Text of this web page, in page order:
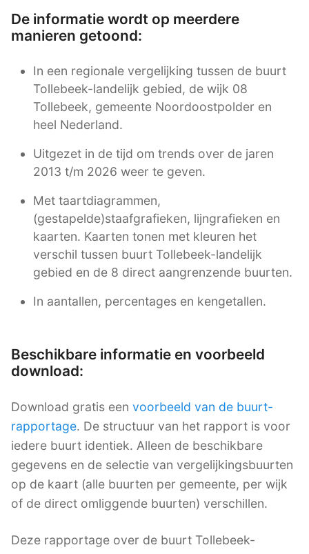
De informatie wordt op meerdere
manieren getoond:
In een regionale vergelijking tussen de buurt
Tollebeek-landelijk gebied, de wijk 08
Tollebeek, gemeente Noordoostpolder en
heel Nederland.
Uitgezet in de tijd om trends over de jaren
2013 t/m 2026 weer te geven.
Met taartdiagrammen,
(gestapelde)staafgrafieken, lijngrafieken en
kaarten. Kaarten tonen met kleuren het
verschil tussen buurt Tollebeek-landelijk
gebied en de 8 direct aangrenzende buurten.
In aantallen, percentages en kengetallen.
Beschikbare informatie en voorbeeld
download:
Download gratis een voorbeeld van de buurt-
rapportage. De structuur van het rapport is voor
iedere buurt identiek. Alleen de beschikbare
gegevens en de selectie van vergelijkingsbuurten
op de kaart (alle buurten per gemeente, per wijk
of de direct omliggende buurten) verschillen.
Deze rapportage over de buurt Tollebeek-